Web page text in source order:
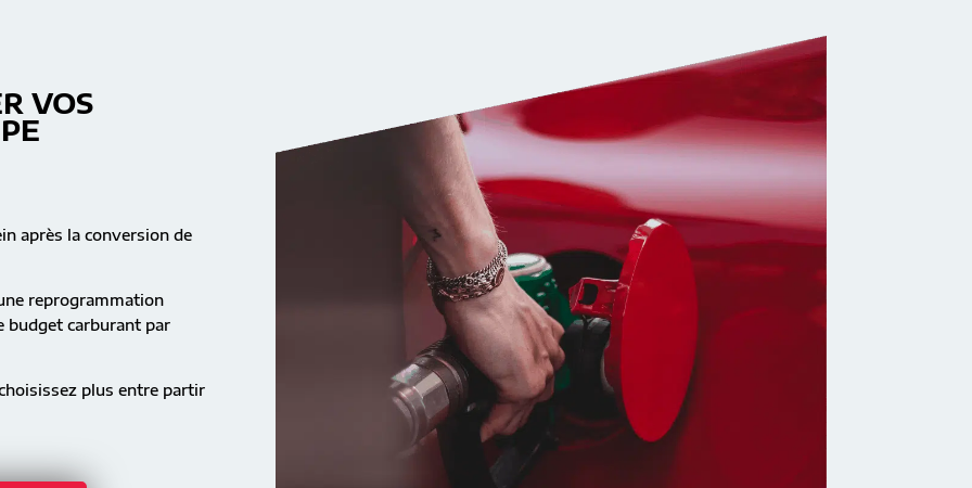
VOS
après la conversion de
reprogrammation
budget carburant par
plus entre partir